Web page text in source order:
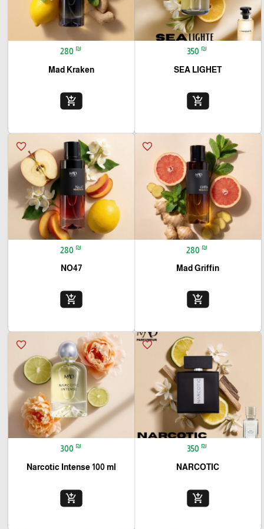
350 ₪
SEA LIGHET
add_shopping_cart
280 ₪
Mad Kraken
add_shopping_cart
favorite_border
280 ₪
Mad Griffin
add_shopping_cart
favorite_border
280 ₪
NO47
add_shopping_cart
favorite_border
350 ₪
NARCOTIC
add_shopping_cart
favorite_border
300 ₪
Narcotic Intense 100 ml
add_shopping_cart